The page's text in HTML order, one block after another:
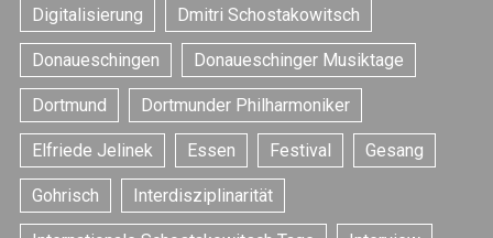
Digitalisierung Dmitri Schostakowitsch
Donaueschingen Donaueschinger Musiktage
Dortmund Dortmunder Philharmoniker
Elfriede Jelinek Essen Festival Gesang
Gohrisch Interdisziplinarität